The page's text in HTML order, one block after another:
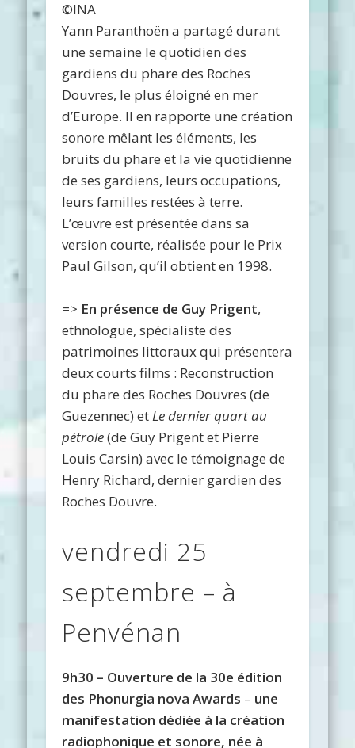
©INA
Yann Paranthoën a partagé durant
une semaine le quotidien des
gardiens du phare des Roches
Douvres, le plus éloigné en mer
d’Europe. Il en rapporte une création
sonore mêlant les éléments, les
bruits du phare et la vie quotidienne
de ses gardiens, leurs occupations,
leurs familles restées à terre.
L’œuvre est présentée dans sa
version courte, réalisée pour le Prix
Paul Gilson, qu’il obtient en 1998.
=> En présence de Guy Prigent,
ethnologue, spécialiste des
patrimoines littoraux qui présentera
deux courts films : Reconstruction
du phare des Roches Douvres (de
Guezennec) etLe dernier quart au
pétrole(de Guy Prigent et Pierre
Louis Carsin) avec le témoignage de
Henry Richard, dernier gardien des
Roches Douvre.
vendredi 25
septembre – à
Penvénan
9h30 – Ouverture de la 30e édition
des Phonurgia nova Awards – une
manifestation dédiée à la création
radiophonique et sonore, née à